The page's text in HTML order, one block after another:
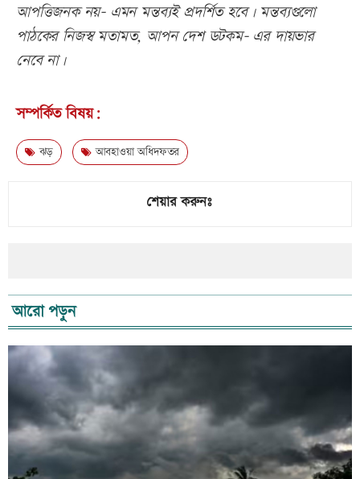
আপত্তিজনক নয়- এমন মন্তব্যই প্রদর্শিত হবে। মন্তব্যগুলো
পাঠকের নিজস্ব মতামত, আপন দেশ ডটকম- এর দায়ভার
নেবে না।
সম্পর্কিত বিষয়:
ঝড় আবহাওয়া অধিদফতর
শেয়ার করুনঃ
আরো পড়ুন